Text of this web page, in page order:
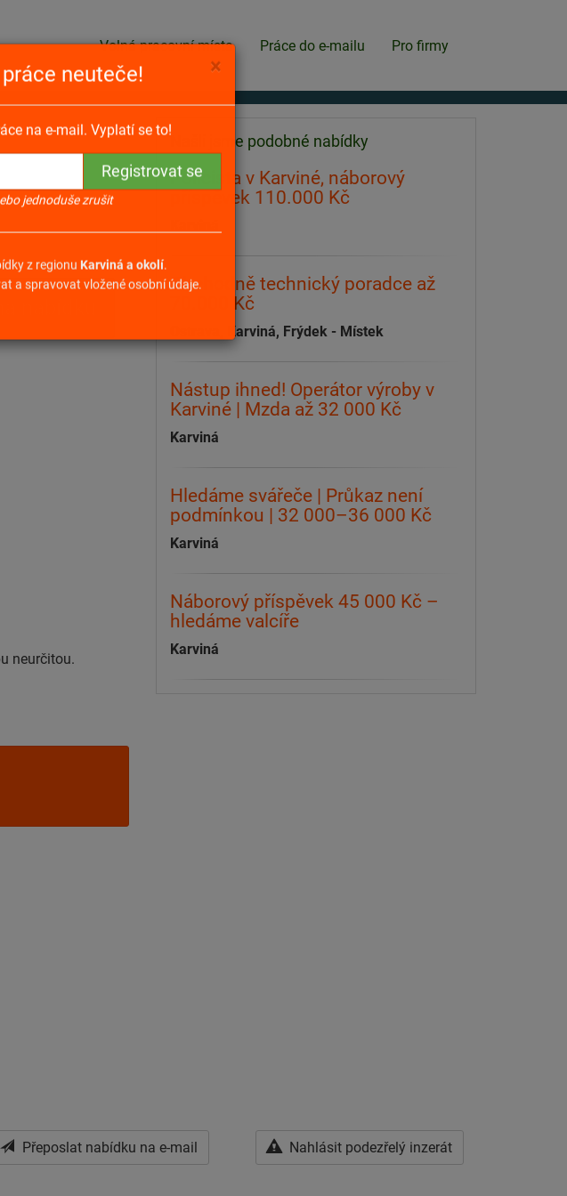
Volná pracovní místa Práce do e-mailu Pro firmy
neurčitou.
neuteče!
na e-mail. Vyplatí se to!
z regionu Karviná a okolí.
a spravovat vložené osobní údaje.
Našli jsme podobné nabídky
Policista v Karviné, náborový
příspěvek 110.000 Kč
Obchodně technický poradce až
70.000 Kč
Ostrava, Karviná, Frýdek - Místek
Nástup ihned! Operátor výroby v
Karviné | Mzda až 32 000 Kč
Karviná
Hledáme svářeče | Průkaz není
podmínkou | 32 000–36 000 Kč
Karviná
Náborový příspěvek 45 000 Kč –
hledáme valcíře
Karviná
Přeposlat nabídku na e-mail Nahlásit podezřelý inzerát